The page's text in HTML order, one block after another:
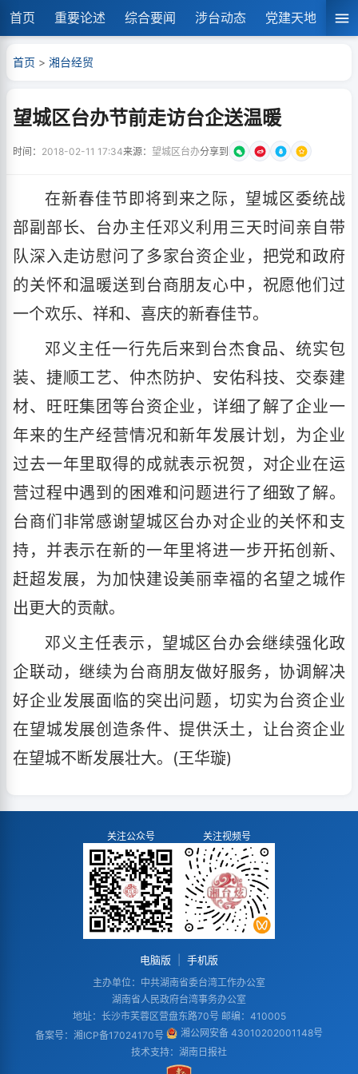
首页 重要论述 综合要闻 涉台动态 党建天地 湘
首页 > 湘台经贸
望城区台办节前走访台企送温暖
时间： 2018-02-11 17:34来源： 望城区台办分享到
在新春佳节即将到来之际，望城区委统战
部副部长、台办主任邓义利用三天时间亲自带
队深入走访慰问了多家台资企业，把党和政府
的关怀和温暖送到台商朋友心中，祝愿他们过
一个欢乐、祥和、喜庆的新春佳节。
邓义主任一行先后来到台杰食品、统实包
装、捷顺工艺、仲杰防护、安佑科技、交泰建
材、旺旺集团等台资企业，详细了解了企业一
年来的生产经营情况和新年发展计划，为企业
过去一年里取得的成就表示祝贺，对企业在运
营过程中遇到的困难和问题进行了细致了解。
台商们非常感谢望城区台办对企业的关怀和支
持，并表示在新的一年里将进一步开拓创新、
赶超发展，为加快建设美丽幸福的名望之城作
出更大的贡献。
邓义主任表示，望城区台办会继续强化政
企联动，继续为台商朋友做好服务，协调解决
好企业发展面临的突出问题，切实为台资企业
在望城发展创造条件、提供沃土，让台资企业
在望城不断发展壮大。(王华璇)
关注公众号 关注视频号
电脑版 手机版
主办单位：中共湖南省委台湾工作办公室
湖南省人民政府台湾事务办公室
地址：长沙市芙蓉区营盘东路70号 邮编：410005
备案号： 湘ICP备17024170号
湘公网安备 43010202001148号
技术支持：湖南日报社